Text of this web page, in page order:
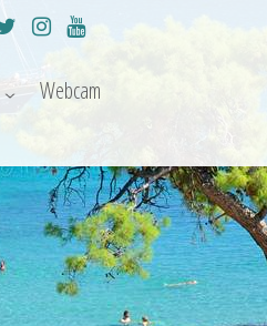
Webcam